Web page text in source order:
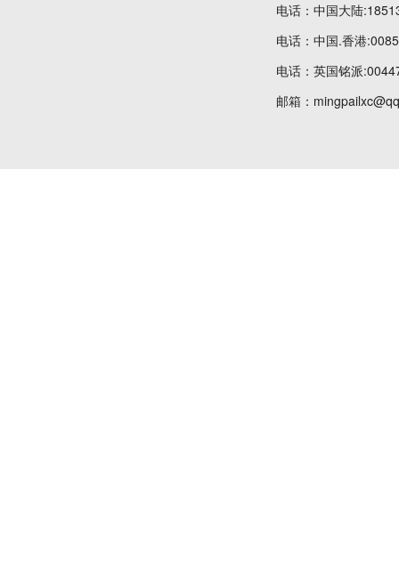
电话：中国大陆
电话：中国.香港
电话：英国铭派
邮箱：